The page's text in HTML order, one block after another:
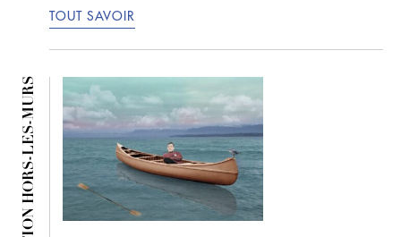
TOUT SAVOIR
EXPOSITION HORS-LES-MURS